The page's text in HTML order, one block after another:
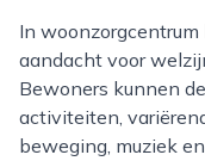
In woonzorgcentrum koningin wilhelmina is er veel
aandacht voor
Bewoners kunnen
activiteiten,
beweging, muziek